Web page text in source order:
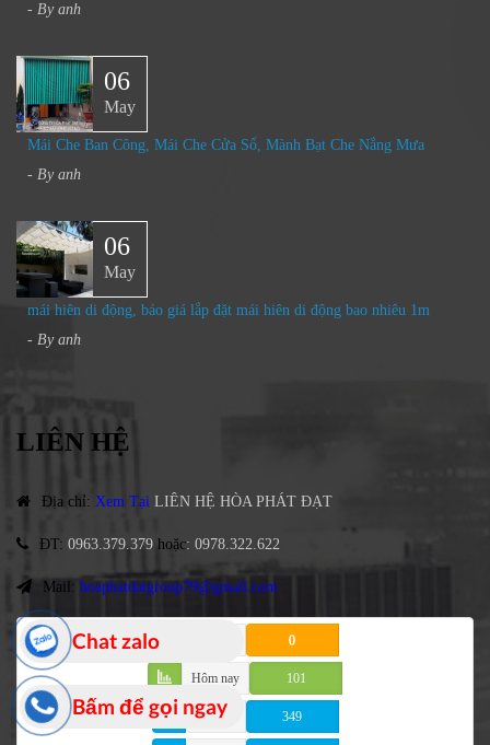
- By anh
06
May
Mái Che Ban Công, Mái Che Cửa Sổ, Mành Bạt Che Nắng Mưa​
- By anh
06
May
mái hiên di động, báo giá lắp đặt mái hiên di động bao nhiêu 1m
- By anh
LIÊN HỆ
Địa chỉ: Xem Tại LIÊN HỆ HÒA PHÁT ĐẠT
ĐT: 0963.379.379 hoặc: 0978.322.622
Mail: hoaphatdatgroup79@gmail.com
0
Hôm nay 101
Week 349
Bấm để gọi ngay
Chat zalo